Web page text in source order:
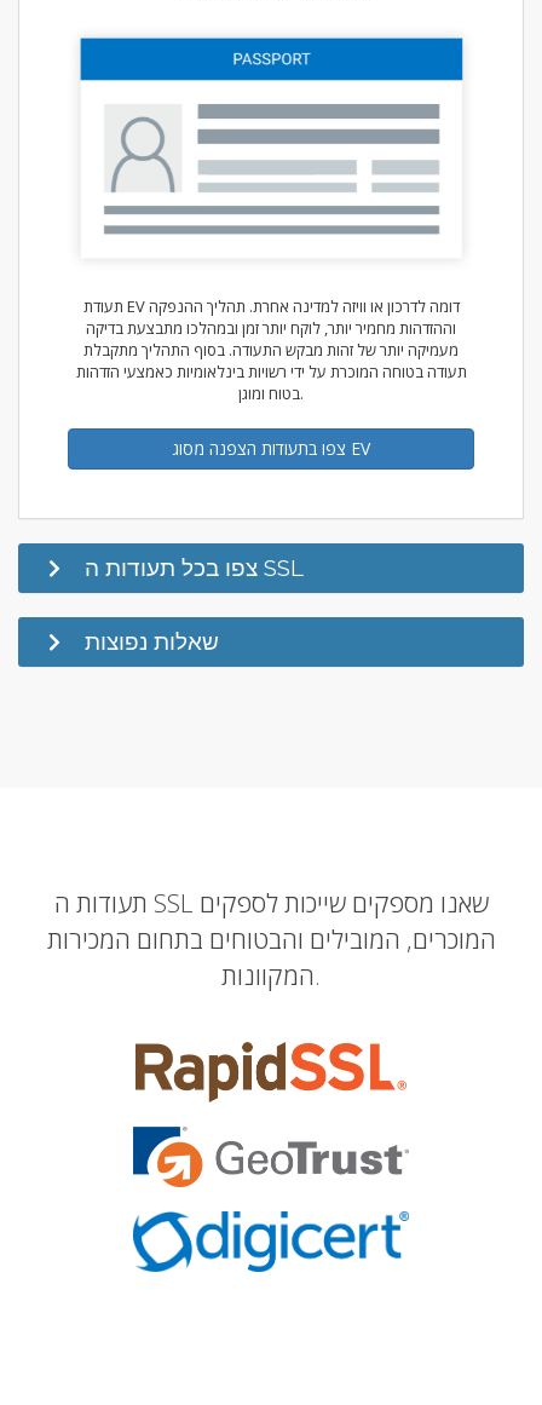
תעודת EV דומה לדרכון או וויזה למדינה אחרת. תהליך ההנפקה
וההזדהות מחמיר יותר, לוקח יותר זמן ובמהלכו מתבצעת בדיקה
מעמיקה יותר של זהות מבקש התעודה. בסוף התהליך מתקבלת
תעודה בטוחה המוכרת על ידי רשויות בינלאומיות כאמצעי הזדהות
בטוח ומוגן.
צפו בתעודות הצפנה מסוג EV
צפו בכל תעודות ה SSL
שאלות נפוצות
תעודות ה SSL שאנו מספקים שייכות לספקים
המוכרים, המובילים והבטוחים בתחום המכירות
המקוונות.